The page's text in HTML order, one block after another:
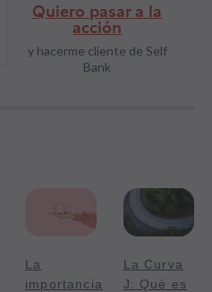
Quiero pasar a la
acción
y hacerme cliente de Self
Bank
La
importancia
La Curva
J: Qué es